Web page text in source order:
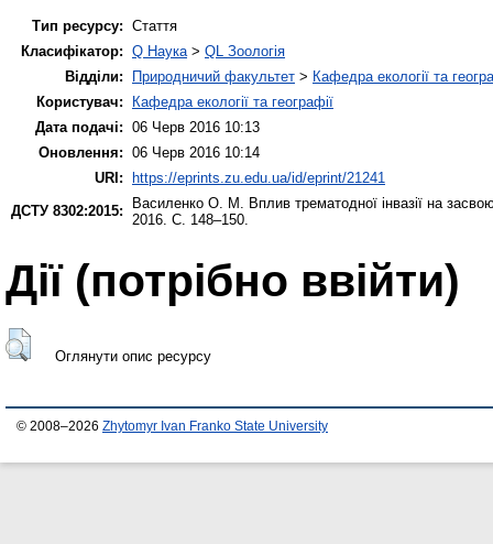
Тип ресурсу: Стаття
Класифікатор: Q Наука> QL Зоологія
Відділи:
Природничий факультет > Кафедра екології та
Користувач:
Кафедра екології та географії
Дата подачі: 06 Черв 2016 10:13
Оновлення: 06 Черв 2016 10:14
URI:
https://eprints.zu.edu.ua/id/eprint/21241
ДСТУ 8302:2015:
Василенко О. М. Вплив трематодної інвазії на
2016. С. 148–150.
Дії ​​(потрібно ввійти)
Оглянути опис ресурсу
© 2008–2026 Zhytomyr Ivan Franko State University